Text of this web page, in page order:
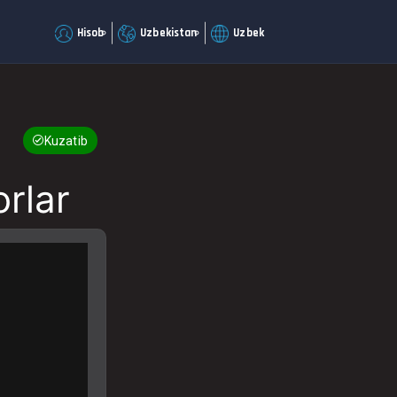
Hisob Uzbekistan Uzbek
Kuzatib boring